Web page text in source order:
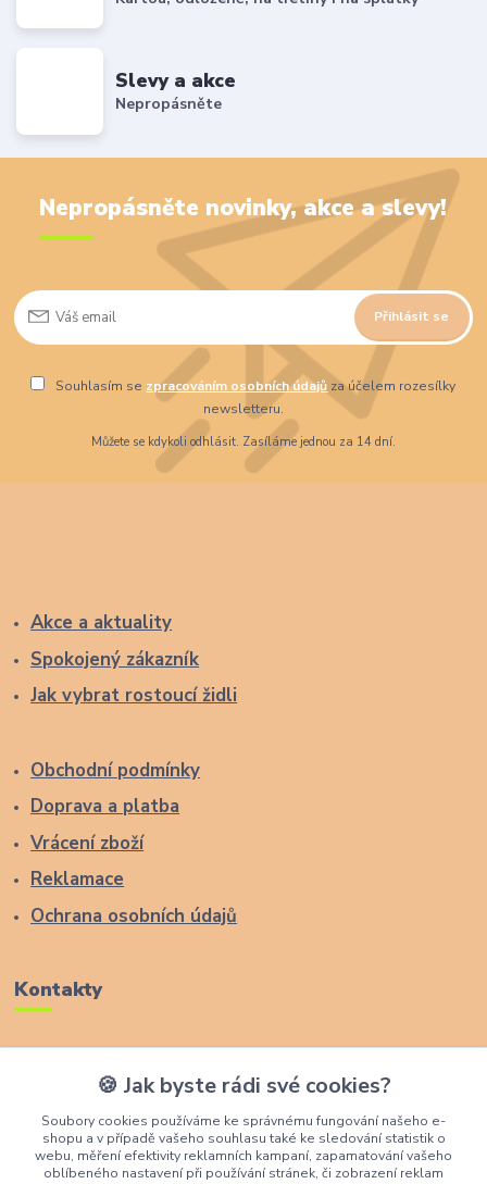
Slevy a akce
Nepropásněte
Nepropásněte novinky, akce a slevy!
Přihlásit se
Souhlasím se zpracováním osobních údajů za účelem rozesílky
newsletteru.
Můžete se kdykoli odhlásit. Zasíláme jednou za 14 dní.
Akce a aktuality
Spokojený zákazník
Jak vybrat rostoucí židli
Obchodní podmínky
Doprava a platba
Vrácení zboží
Reklamace
Ochrana osobních údajů
Kontakty
+420 774 291 043
info@rostouci-zidle.cz
🍪 Jak byste rádi své cookies?
Soubory cookies používáme ke správnému fungování našeho e-
shopu a v případě vašeho souhlasu také ke sledování statistik o
webu, měření efektivity reklamních kampaní, zapamatování vašeho
oblíbeného nastavení při používání stránek, či zobrazení reklam